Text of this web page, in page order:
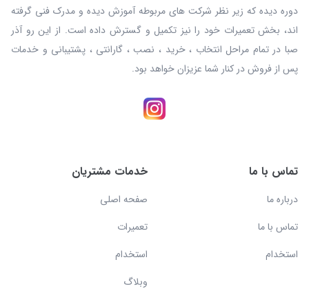
دوره دیده که زیر نظر شرکت های مربوطه آموزش دیده و مدرک فنی گرفته
اند، بخش تعمیرات خود را نیز تکمیل و گسترش داده است. از این رو آذر
صبا در تمام مراحل انتخاب ، خرید ، نصب ، گارانتی ، پشتیبانی و خدمات
پس از فروش در کنار شما عزیزان خواهد بود.
تماس با ما
درباره ما
تماس با ما
استخدام
خدمات مشتریان
صفحه اصلی
تعمیرات
استخدام
وبلاگ